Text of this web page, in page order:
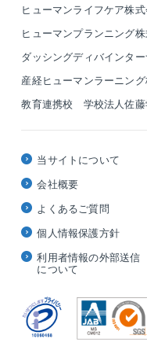
【同社について】
◎どんな企業？
地方公共団体との取
を得る、注目の成長企
省エネ機器（LED照
ルティングや再生可
発電）などのクリー
できることが同社の
自治体ごとの地域性
ラル実現に向けた課
から導入に至るロー
同社の提案する設計
短期間で公共工事が
治体様からお声掛け
・電力等のエネルギ
な省エネ化の運用
ヒューマンライフケア株
ヒューマンプランニング
ダッシングディバインタ
産経ヒューマンラーニン
教育連携校 学校法人佐藤
当サイトについて
会社概要
よくあるご質問
個人情報保護方針
利用者情報の外部送信
について